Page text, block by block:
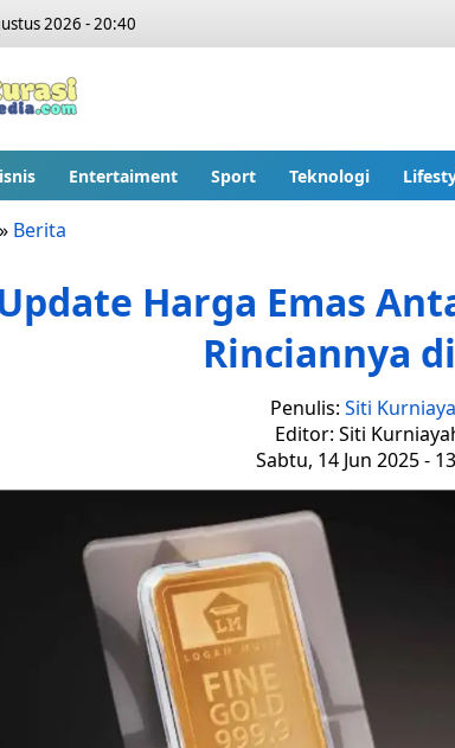
2026 - 20:40
Entertaiment Sport Teknologi
» Berita
Harga Emas
Rinciannya
Penulis: Siti
Editor: Siti
Sabtu, 14 Jun 2025 -